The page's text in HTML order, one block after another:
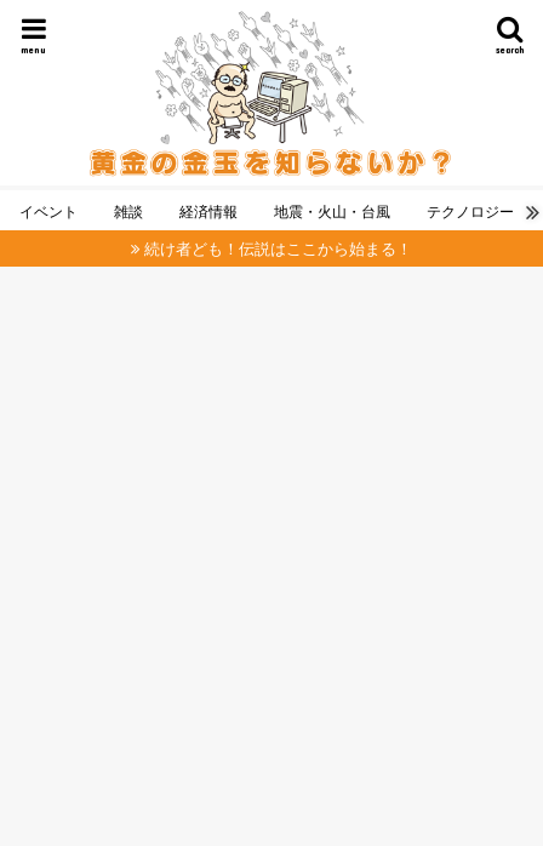
search
menu
イベント 雑談 経済情報 地震・火山・台風 テクノロジー
続け者ども！伝説はここから始まる！